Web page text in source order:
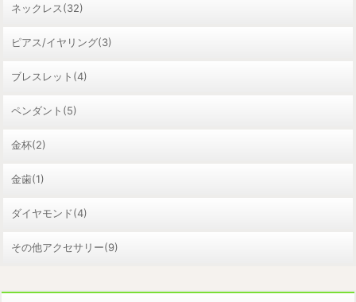
ネックレス(32)
ピアス/イヤリング(3)
ブレスレット(4)
ペンダント(5)
金杯(2)
金歯(1)
ダイヤモンド(4)
その他アクセサリー(9)